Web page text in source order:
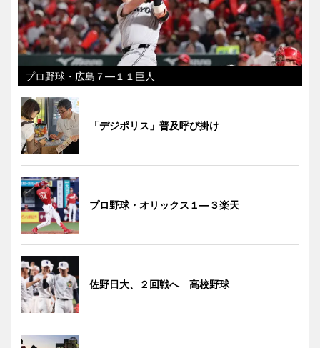
プロ野球・広島７―１１巨人
「デジポリス」普及呼び掛け
プロ野球・オリックス１―３楽天
佐野日大、２回戦へ 高校野球